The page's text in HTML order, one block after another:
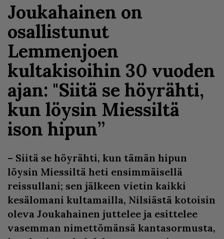
Joukahainen on
osallistunut
Lemmenjoen
kultakisoihin 30 vuoden
ajan: "Siitä se höyrähti,
kun löysin Miessiltä
ison hipun”
– Siitä se höyrähti, kun tämän hipun
löysin Miessiltä heti ensimmäisellä
reissullani; sen jälkeen vietin kaikki
kesälomani kultamailla, Nilsiästä kotoisin
oleva Joukahainen juttelee ja esittelee
vasemman nimettömänsä kantasormusta,